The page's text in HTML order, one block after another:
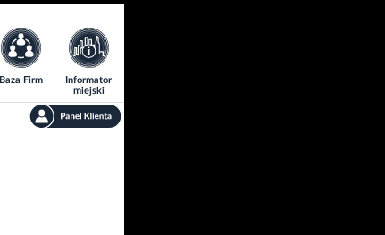
Baza Firm
Informator
miejski